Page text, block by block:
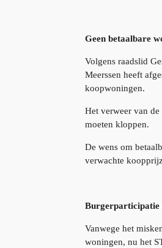
Geen betaalbare
Volgens raadslid
Meerssen heeft
koopwoningen.
Het verweer van
moeten kloppen.
De wens om
verwachte
Burgerparticipatie
Vanwege het
woningen, nu het